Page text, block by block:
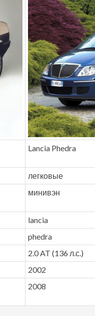
Lancia Phedra
легковые
минивэн
lancia
phedra
2.0 AT (136 л.с.)
2002
2008